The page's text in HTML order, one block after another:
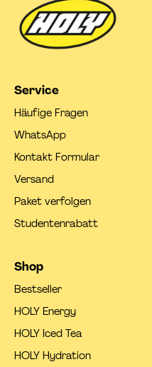
Service
Häufige Fragen
WhatsApp
Kontakt Formular
Versand
Paket verfolgen
Studentenrabatt
Shop
Bestseller
HOLY Energy
HOLY Iced Tea
HOLY Hydration